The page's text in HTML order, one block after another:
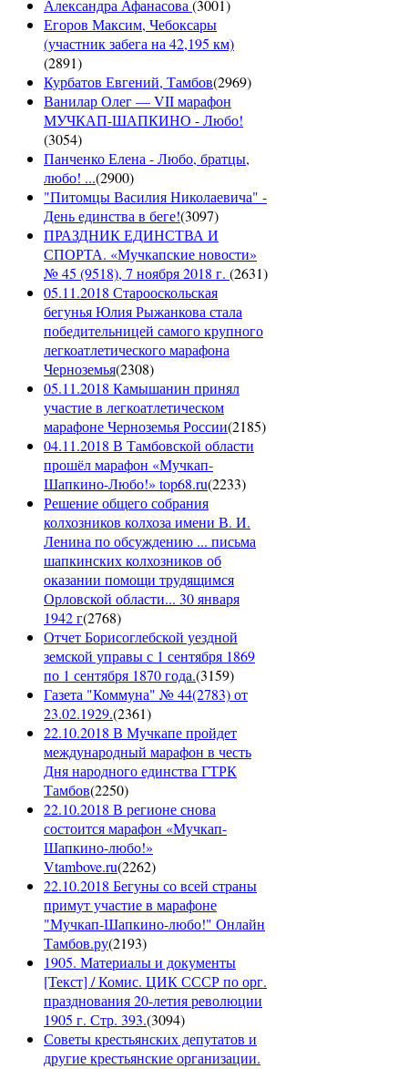
Александра Афанасова(3001)
Егоров Максим, Чебоксары
(участник забега на 42,195 км)
(2891)
Курбатов Евгений, Тамбов(2969)
Ванилар Олег — VII марафон
МУЧКАП-ШАПКИНО - Любо!
(3054)
Панченко Елена - Любо, братцы,
любо! ...(2900)
"Питомцы Василия Николаевича" -
День единства в беге!(3097)
ПРАЗДНИК ЕДИНСТВА И
СПОРТА. «Мучкапские новости»
№ 45 (9518), 7 ноября 2018 г. (2631)
05.11.2018 Старооскольская
бегунья Юлия Рыжанкова стала
победительницей самого крупного
легкоатлетического марафона
Черноземья(2308)
05.11.2018 Камышанин принял
участие в легкоатлетическом
марафоне Черноземья России(2185)
04.11.2018 В Тамбовской области
прошёл марафон «Мучкап-
Шапкино-Любо!» top68.ru(2233)
Решение общего собрания
колхозников колхоза имени В. И.
Ленина по обсуждению ... письма
шапкинских колхозников об
оказании помощи трудящимся
Орловской области... 30 января
1942 г(2768)
Отчет Борисоглебской уездной
земской управы с 1 сентября 1869
по 1 сентября 1870 года.(3159)
Газета "Коммуна" № 44(2783) от
23.02.1929.(2361)
22.10.2018 В Мучкапе пройдет
международный марафон в честь
Дня народного единства ГТРК
Тамбов(2250)
22.10.2018 В регионе снова
состоится марафон «Мучкап-
Шапкино-любо!»
Vtambove.ru(2262)
22.10.2018 Бегуны со всей страны
примут участие в марафоне
"Мучкап-Шапкино-любо!" Онлайн
Тамбов.ру(2193)
1905. Материалы и документы
[Текст] / Комис. ЦИК СССР по орг.
празднования 20-летия революции
1905 г. Стр. 393.(3094)
Советы крестьянских депутатов и
другие крестьянские организации.